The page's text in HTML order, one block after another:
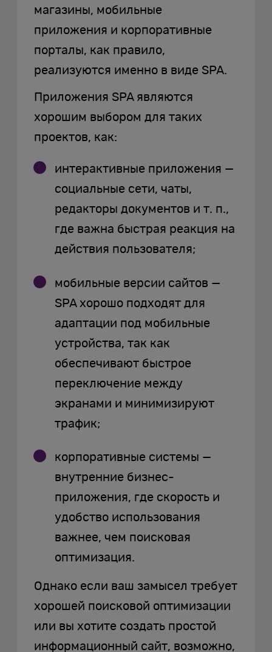
магазины, мобильные
приложения и корпоративные
порталы, как правило,
реализуются именно в виде SPA.
Приложения SPA являются
хорошим выбором для таких
проектов, как:
интерактивные приложения —
социальные сети, чаты,
редакторы документов и т. п.,
где важна быстрая реакция на
действия пользователя;
мобильные версии сайтов —
SPA хорошо подходят для
адаптации под мобильные
устройства, так как
обеспечивают быстрое
переключение между
экранами и минимизируют
трафик;
корпоративные системы —
внутренние бизнес-
приложения, где скорость и
удобство использования
важнее, чем поисковая
оптимизация.
Однако если ваш замысел требует
хорошей поисковой оптимизации
или вы хотите создать простой
информационный сайт, возможно,